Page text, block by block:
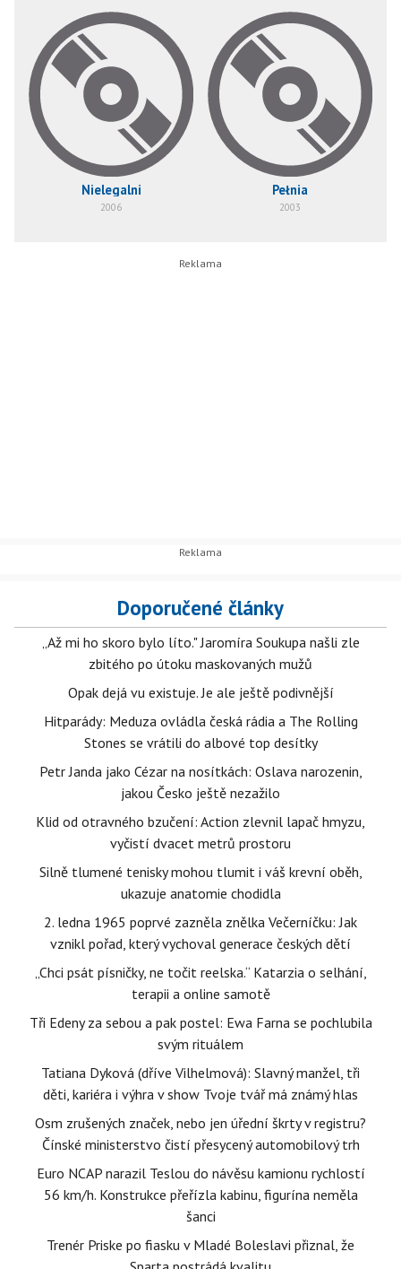
Nielegalni
2006
Pełnia
2003
Doporučené články
„Až mi ho skoro bylo líto." Jaromíra Soukupa našli zle
zbitého po útoku maskovaných mužů
Opak dejá vu existuje. Je ale ještě podivnější
Hitparády: Meduza ovládla česká rádia a The Rolling
Stones se vrátili do albové top desítky
Petr Janda jako Cézar na nosítkách: Oslava narozenin,
jakou Česko ještě nezažilo
Klid od otravného bzučení: Action zlevnil lapač hmyzu,
vyčistí dvacet metrů prostoru
Silně tlumené tenisky mohou tlumit i váš krevní oběh,
ukazuje anatomie chodidla
2. ledna 1965 poprvé zazněla znělka Večerníčku: Jak
vznikl pořad, který vychoval generace českých dětí
„Chci psát písničky, ne točit reelska.“ Katarzia o selhání,
terapii a online samotě
Tři Edeny za sebou a pak postel: Ewa Farna se pochlubila
svým rituálem
Tatiana Dyková (dříve Vilhelmová): Slavný manžel, tři
děti, kariéra i výhra v show Tvoje tvář má známý hlas
Osm zrušených značek, nebo jen úřední škrty v registru?
Čínské ministerstvo čistí přesycený automobilový trh
Euro NCAP narazil Teslou do návěsu kamionu rychlostí
56 km/h. Konstrukce přeřízla kabinu, figurína neměla
šanci
Trenér Priske po fiasku v Mladé Boleslavi přiznal, že